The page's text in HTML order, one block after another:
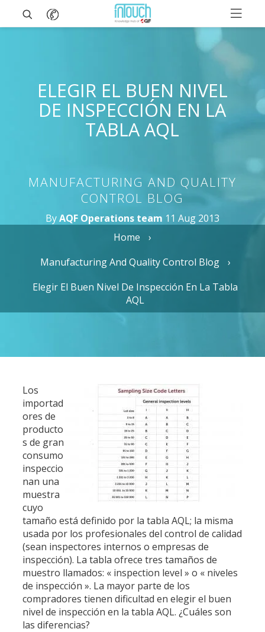
ELEGIR EL BUEN NIVEL
DE INSPECCIÓN EN LA
TABLA AQL
MANUFACTURING AND QUALITY
CONTROL BLOG
ByAQF Operations team 11 Aug 2013
Home
Manufacturing And Quality Control Blog
Elegir El Buen Nivel De Inspección En La Tabla
AQL
Los
importad
ores de
producto
s de gran
consumo
inspeccio
nan una
muestra
cuyo
tamaño está definido por la tabla AQL; la misma
usada por los profesionales del control de calidad
(sean inspectores internos o empresas de
inspección). La tabla ofrece tres tamaños de
muestro llamados: « inspection level » o « niveles
de inspección ». La mayor parte de los
compradores tienen dificultad en elegir el buen
nivel de inspección en la tabla AQL. ¿Cuáles son
las diferencias?